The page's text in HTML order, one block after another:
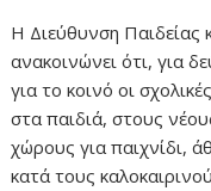
Η Διεύθυνση Παιδείας
ανακοινώνει ότι, για
για το κοινό οι
στα παιδιά, στους
χώρους για παιχνίδι,
κατά τους